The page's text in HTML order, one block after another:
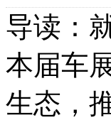
导读：
本届车
生态，